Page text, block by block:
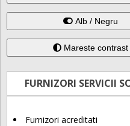
Alb / Negru
Mareste contrast
FURNIZORI SERVICII
Furnizori acreditati